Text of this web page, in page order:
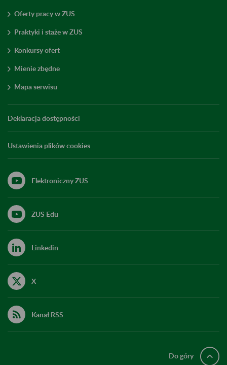
Oferty pracy w ZUS
Praktyki i staże w ZUS
Konkursy ofert
Mienie zbędne
Mapa serwisu
Deklaracja dostępności
Ustawienia plików cookies
Elektroniczny ZUS
ZUS Edu
Linkedin
X
Kanał RSS
Do góry